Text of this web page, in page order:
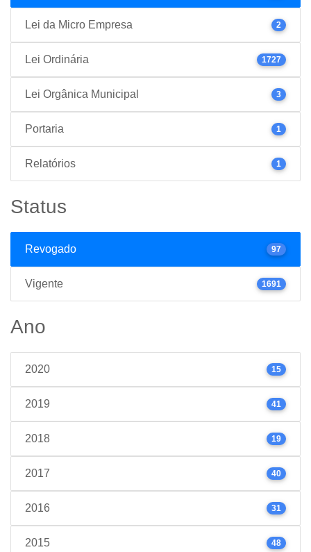
Lei da Micro Empresa 2
Lei Ordinária 1727
Lei Orgânica Municipal 3
Portaria 1
Relatórios 1
Status
Revogado 97
Vigente 1691
Ano
2020 15
2019 41
2018 19
2017 40
2016 31
2015 48